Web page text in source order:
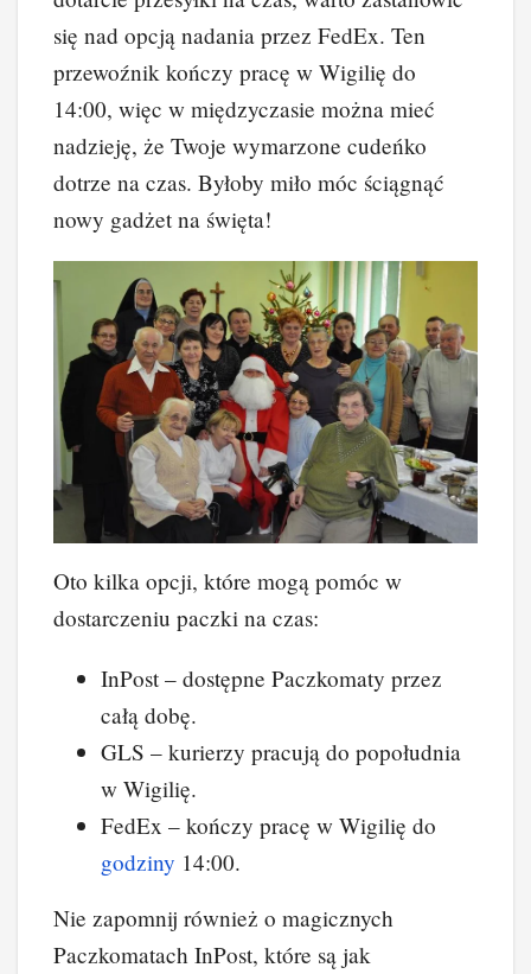
się nad opcją nadania przez FedEx. Ten
przewoźnik kończy pracę w Wigilię do
14:00, więc w międzyczasie można mieć
nadzieję, że Twoje wymarzone cudeńko
dotrze na czas. Byłoby miło móc ściągnąć
nowy gadżet na święta!
Oto kilka opcji, które mogą pomóc w
dostarczeniu paczki na czas:
InPost – dostępne Paczkomaty przez
całą dobę.
GLS – kurierzy pracują do popołudnia
w Wigilię.
FedEx – kończy pracę w Wigilię do
godziny 14:00.
Nie zapomnij również o magicznych
Paczkomatach InPost, które są jak